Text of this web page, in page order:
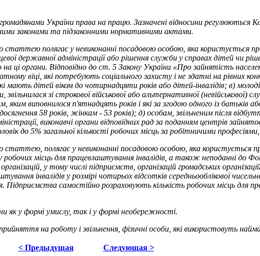
України права на працю. Зазначені відносини регулюються
законами та підзаконними нормативними актами.
полягає у невиконанні посадовою особою, яка користується
державної адміністрації або рішення служби у справах дітей чи
ці органи. Відповідно до ст. 5 Закону України «Про зайнятість
віці, які потребують соціального захисту і не здатні на рівних
дітей віком до чотирнадцяти років або дітей-інвалідів; в)
зі строкової військової або альтернативної (невійськової)
виповнилося п'ятнадцять років і які за згодою одного із батьків
58 років, жінкам - 53 років); д) особам, звільненим після
виконавчі органи відповідних рад за поданням центрів
до 5% загальної кількості робочих місць за робітничими
полягає у невиконанні посадовою особою, яка користується
місць для працевлаштування інвалідів, а також неподанні до
у тому числі підприємств, організацій громадських
інвалідів у розмірі чотирьох відсотків середньооблікової
Підприємства самостійно розраховують кількість робочих місць для
як у формі умислу, так і у формі необережності.
на роботу і звільнення, фізичні особи, які використовуть
< Предыдущая Следующая >